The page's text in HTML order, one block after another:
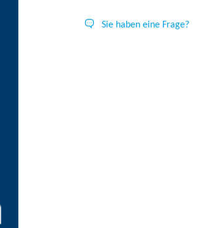
Sie haben eine Frage?